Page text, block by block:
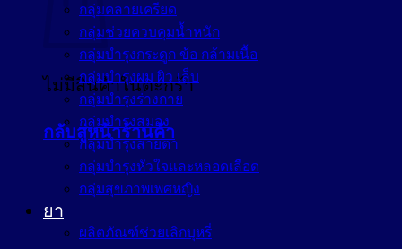
ไม่มีสินค้าในตะกร้า
กลับสู่หน้าร้านค้า
กลุ่มคลายเครียด
กลุ่มช่วยควบคุมน้ำหนัก
กลุ่มบำรุงกระดูก ข้อ กล้ามเนื้อ
กลุ่มบำรุงผม ผิว เล็บ
กลุ่มบำรุงร่างกาย
กลุ่มบำรุงสมอง
กลุ่มบำรุงสายตา
กลุ่มบำรุงหัวใจและหลอดเลือด
กลุ่มสุขภาพเพศหญิง
ยา
ผลิตภัณฑ์ช่วยเลิกบุหรี่